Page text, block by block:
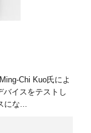
Chi Kuo氏によ
バイスをテストし
にな...